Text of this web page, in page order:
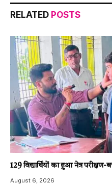
RELATED POSTS
129 विद्यार्थियों का हुआ नेत्र
August 6, 2026